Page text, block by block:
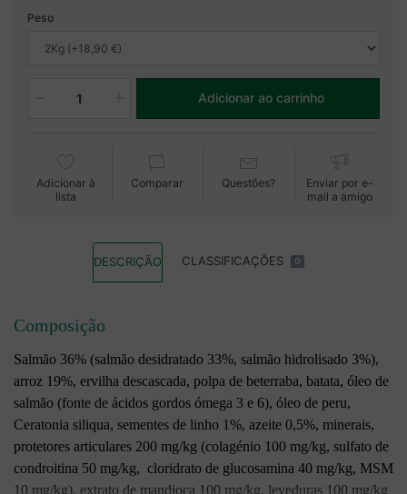
Peso
1 Adicionar ao carrinho
Adicionar à
lista
Comparar Questões?
Enviar por e-
mail a amigo
DESCRIÇÃO CLASSIFICAÇÕES 0
Composição
Salmão 36% (salmão desidratado 33%, salmão hidrolisado 3%),
arroz 19%, ervilha descascada, polpa de beterraba, batata, óleo de
salmão (fonte de ácidos gordos ómega 3 e 6), óleo de peru,
Ceratonia siliqua, sementes de linho 1%, azeite 0,5%, minerais,
protetores articulares 200 mg/kg (colagénio 100 mg/kg, sulfato de
condroitina 50 mg/kg, cloridrato de glucosamina 40 mg/kg, MSM
10 mg/kg), extrato de mandioca 100 mg/kg, leveduras 100 mg/kg